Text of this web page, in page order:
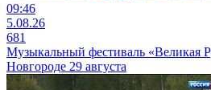
09:46
5.08.26
681
Музыкальный фестиваль «Великая
Новгороде 29 августа